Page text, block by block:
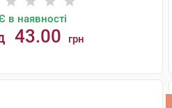
в наявності
43.00 грн